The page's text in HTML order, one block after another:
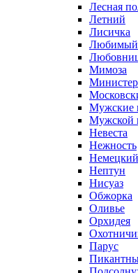
Лесная
Летний
Лисичка
Любимый
Мимоза
Мужские
Мужской
Невеста
Нежность
Немецкий
Нептун
Нисуаз
Обжорка
Оливье
Орхидея
Парус